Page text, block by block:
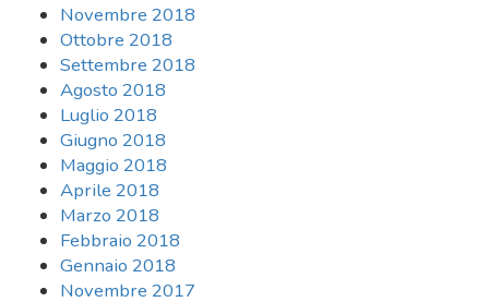
Novembre 2018
Ottobre 2018
Settembre 2018
Agosto 2018
Luglio 2018
Giugno 2018
Maggio 2018
Aprile 2018
Marzo 2018
Febbraio 2018
Gennaio 2018
Novembre 2017